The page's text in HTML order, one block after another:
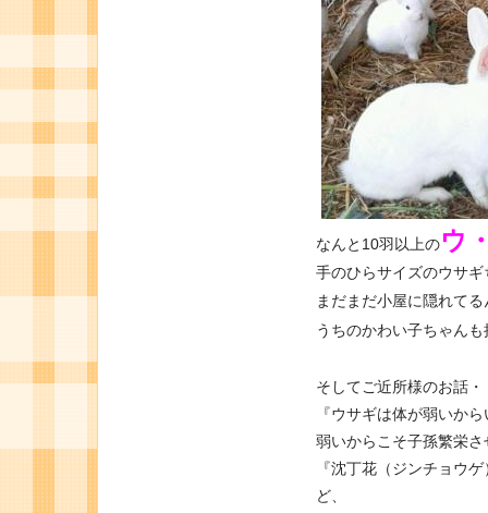
なんと10羽以上のウ
手のひらサイズのウサギ
まだまだ小屋に隠れて
うちのかわい子ちゃん
そしてご近所様のお話・
『ウサギは体が弱いか
弱いからこそ子孫繁栄
『沈丁花（ジンチョウ
ど、